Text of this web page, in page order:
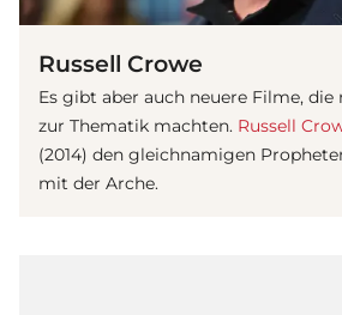
Russell Crowe
Es gibt aber auch neuere Filme, die
zur Thematik machten. Russell
(2014) den gleichnamigen
mit der Arche.